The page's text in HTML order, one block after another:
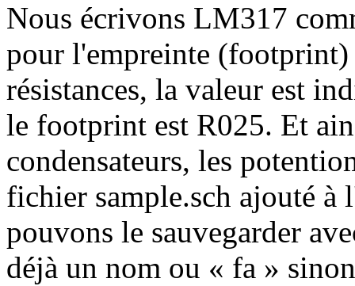
Nous écrivons LM317
pour l'empreinte
résistances, la valeur est
le footprint est R025. Et
condensateurs, les
fichier sample.sch ajouté
pouvons le sauvegarder
déjà un nom ou « fa »